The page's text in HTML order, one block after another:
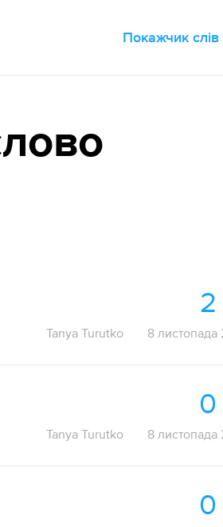
Покажчик слів
2
Tanya Turutko 8 листопада
0
Tanya Turutko 8 листопада
0